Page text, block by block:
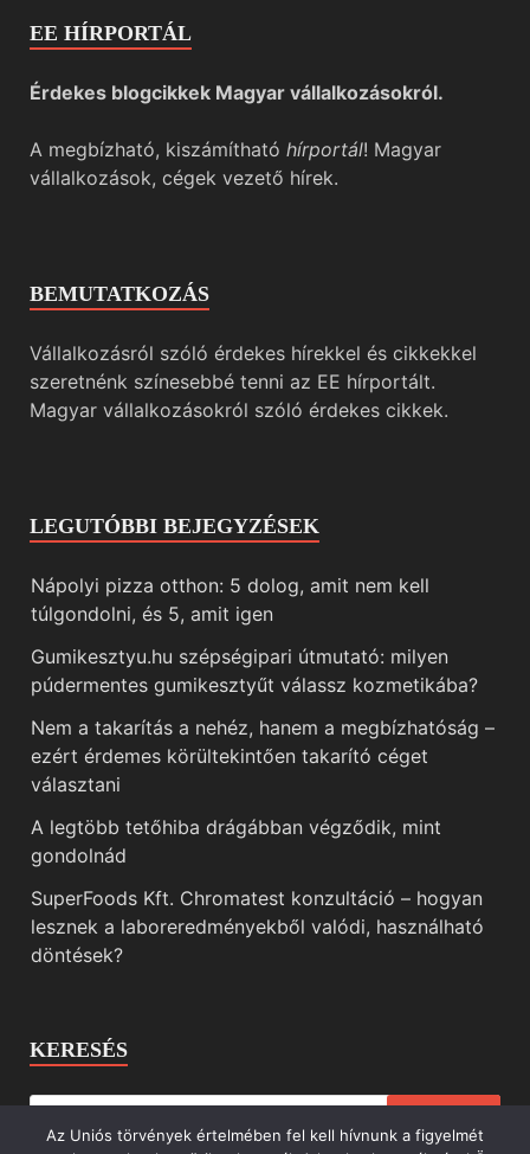
EE HÍRPORTÁL
Érdekes blogcikkek Magyar vállalkozásokról.
A megbízható, kiszámítható hírportál! Magyar
vállalkozások, cégek vezető hírek.
BEMUTATKOZÁS
Vállalkozásról szóló érdekes hírekkel és cikkekkel
szeretnénk színesebbé tenni az EE hírportált.
Magyar vállalkozásokról szóló érdekes cikkek.
LEGUTÓBBI BEJEGYZÉSEK
Nápolyi pizza otthon: 5 dolog, amit nem kell
túlgondolni, és 5, amit igen
Gumikesztyu.hu szépségipari útmutató: milyen
púdermentes gumikesztyűt válassz kozmetikába?
Nem a takarítás a nehéz, hanem a megbízhatóság –
ezért érdemes körültekintően takarító céget
választani
A legtöbb tetőhiba drágábban végződik, mint
gondolnád
SuperFoods Kft. Chromatest konzultáció – hogyan
lesznek a laboreredményekből valódi, használható
döntések?
KERESÉS
Az Uniós törvények értelmében fel kell hívnunk a figyelmét